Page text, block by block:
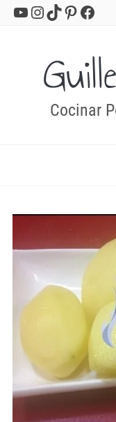
YouTube
Instagram
TikTok
Cocinar